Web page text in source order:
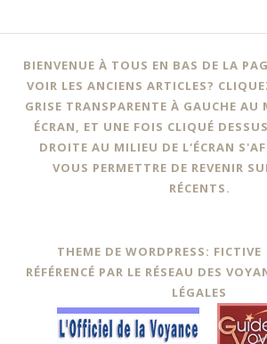
BIENVENUE À TOUS EN BAS DE LA
VOIR LES ANCIENS ARTICLES?
GRISE TRANSPARENTE À GAUCHE AU
ÉCRAN, ET UNE FOIS CLIQUÉ
DROITE AU MILIEU DE L'ÉCRAN
VOUS PERMETTRE DE REVENIR
RÉCENTS.
THEME DE WORDPRESS: FICTIVE
RÉFÉRENCÉ PAR LE RÉSEAU DES
LÉGALES